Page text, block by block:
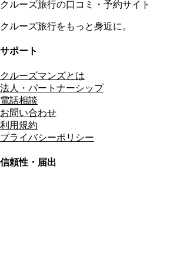
クルーズ旅行の口コミ・予約サイト
クルーズ旅行をもっと身近に。
サポート
クルーズマンズとは
法人・パートナーシップ
電話相談
お問い合わせ
利用規約
プライバシーポリシー
信頼性・届出